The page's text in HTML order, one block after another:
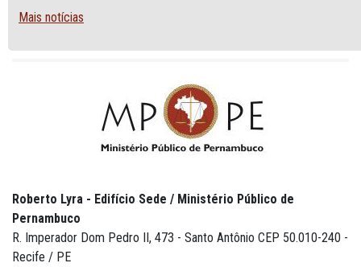
Mais notícias
Roberto Lyra - Edifício Sede / Ministério Público de
Pernambuco
R. Imperador Dom Pedro II, 473 - Santo Antônio CEP 50.010-240 -
Recife / PE